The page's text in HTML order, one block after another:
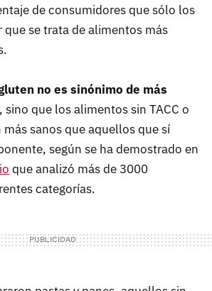
de consumidores que sólo los
que se trata de alimentos más
no es sinónimo de más
, sino que los alimentos sin TACC o
sanos que aquellos que sí
según se ha demostrado en
que analizó más de 3000
categorías.